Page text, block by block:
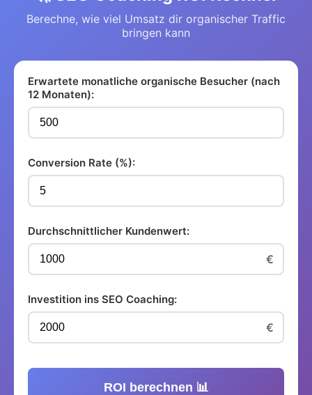
Berechne, wie viel Umsatz dir organischer Traffic
bringen kann
Erwartete monatliche organische Besucher (nach
12 Monaten):
Conversion Rate (%):
Durchschnittlicher Kundenwert:
€
Investition ins SEO Coaching:
€
ROI berechnen 📊